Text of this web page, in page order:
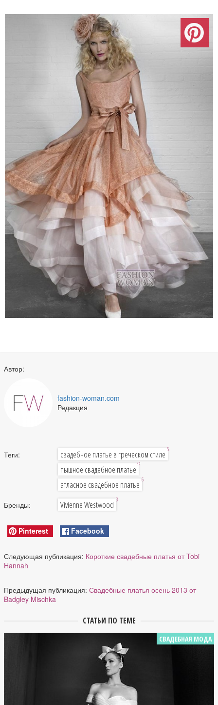
Автор:
fashion-woman.com
Редакция
Теги: свадебное платье в греческом стиле 5
пышное свадебное платье42
атласное свадебное платье 6
Бренды: Vivienne Westwood 3
Pinterest Facebook
Следующая публикация: Короткие свадебные платья от Tobi
Hannah
Предыдущая публикация: Свадебные платья осень 2013 от
Badgley Mischka
СТАТЬИ ПО ТЕМЕ
СВАДЕБНАЯ МОДА